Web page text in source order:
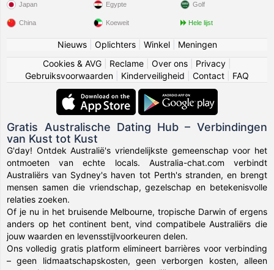
Japan
China
Egypte
Koeweit
Golf
Hele lijst
Nieuws| Oplichters| Winkel| Meningen
Cookies & AVG
Reclame Over ons Privacy
Gebruiksvoorwaarden
Kinderveiligheid Contact FAQ
Gratis Australische Dating Hub – Verbindingen
van Kust tot Kust
G'day! Ontdek Australië's vriendelijkste gemeenschap voor het
ontmoeten van echte locals. Australia-chat.com verbindt
Australiërs van Sydney's haven tot Perth's stranden, en brengt
mensen samen die vriendschap, gezelschap en betekenisvolle
relaties zoeken.
Of je nu in het bruisende Melbourne, tropische Darwin of ergens
anders op het continent bent, vind compatibele Australiërs die
jouw waarden en levensstijlvoorkeuren delen.
Ons volledig gratis platform elimineert barrières voor verbinding
– geen lidmaatschapskosten, geen verborgen kosten, alleen